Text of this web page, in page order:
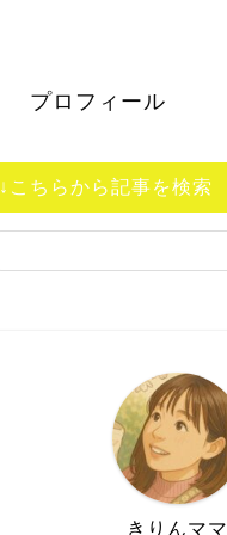
プロフィール
↓こちらから記事を検索
きりんママ